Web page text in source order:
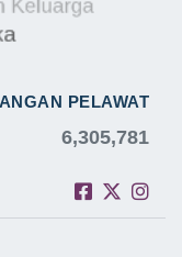
PELAWAT
6,305,781